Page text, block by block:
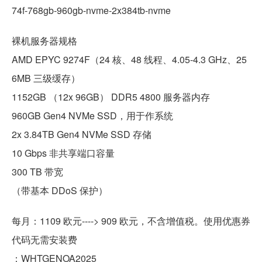
74f-768gb-960gb-nvme-2x384tb-nvme
裸机服务器规格
AMD EPYC 9274F（24 核、48 线程、4.05-4.3 GHz、25
6MB 三级缓存）
1152GB （12x 96GB） DDR5 4800 服务器内存
960GB Gen4 NVMe SSD，用于作系统
2x 3.84TB Gen4 NVMe SSD 存储
10 Gbps 非共享端口容量
300 TB 带宽
（带基本 DDoS 保护）
每月：1109 欧元----> 909 欧元，不含增值税。使用优惠券
代码无需安装费
：WHTGENOA2025